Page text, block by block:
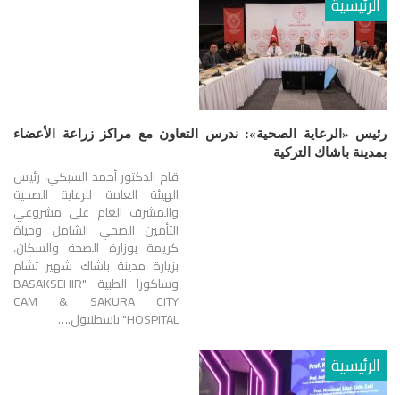
رئيس «الرعاية الصحية»: ندرس التعاون مع مراكز زراعة الأعضاء
بمدينة باشاك التركية
قام الدكتور أحمد السبكي، رئيس
الهيئة العامة للرعاية الصحية
والمشرف العام على مشروعي
التأمين الصحي الشامل وحياة
كريمة بوزارة الصحة والسكان،
بزيارة مدينة باشاك شهير تشام
وساكورا الطبية "BASAKSEHIR
CAM & SAKURA CITY
HOSPITAL" باسطنبول.…
الرئيسية